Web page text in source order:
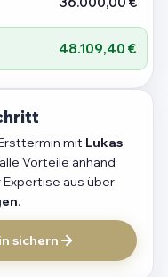
48.109,40 €
mit Lukas
Vorteile anhand
Expertise aus über
.
sichern